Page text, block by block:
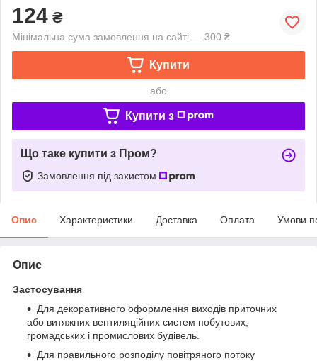
124 ₴
Мінімальна сума замовлення на сайті — 300 ₴
Купити
або
Купити з
Що таке купити з Пром?
Замовлення під захистом
Опис Характеристики Доставка Оплата Умови
Опис
Застосування
Для декоративного оформлення виходів приточних
або витяжних вентиляційних систем побутових,
громадських і промислових будівель.
Для правильного розподілу повітряного потоку